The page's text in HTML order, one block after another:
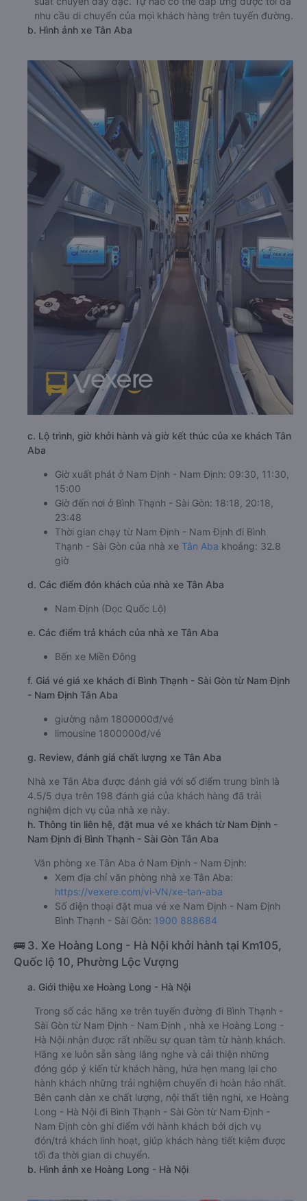
nhu cầu di chuyển của mọi khách hàng trên tuyến đường.
b. Hình ảnh xe Tân Aba
c. Lộ trình, giờ khởi hành và giờ kết thúc của xe khách Tân
Aba
Giờ xuất phát ở Nam Định - Nam Định: 09:30, 11:30,
15:00
Giờ đến nơi ở Bình Thạnh - Sài Gòn: 18:18, 20:18,
23:48
Thời gian chạy từ Nam Định - Nam Định đi Bình
Thạnh - Sài Gòn của nhà xe Tân Aba khoảng: 32.8
giờ
d. Các điểm đón khách của nhà xe Tân Aba
Nam Định (Dọc Quốc Lộ)
e. Các điểm trả khách của nhà xe Tân Aba
Bến xe Miền Đông
f. Giá vé giá xe khách đi Bình Thạnh - Sài Gòn từ Nam Định
- Nam Định Tân Aba
giường nằm 1800000đ/vé
limousine 1800000đ/vé
g. Review, đánh giá chất lượng xe Tân Aba
Nhà xe Tân Aba được đánh giá với số điểm trung bình là
4.5/5 dựa trên 198 đánh giá của khách hàng đã trải
nghiệm dịch vụ của nhà xe này.
h. Thông tin liên hệ, đặt mua vé xe khách từ Nam Định -
Nam Định đi Bình Thạnh - Sài Gòn Tân Aba
Văn phòng xe Tân Aba ở Nam Định - Nam Định:
Xem địa chỉ văn phòng nhà xe Tân Aba:
https://vexere.com/vi-VN/xe-tan-aba
Số điện thoại đặt mua vé xe Nam Định - Nam Định
Bình Thạnh - Sài Gòn: 1900 888684
🚌 3. Xe Hoàng Long - Hà Nội khởi hành tại Km105,
Quốc lộ 10, Phường Lộc Vượng
a. Giới thiệu xe Hoàng Long - Hà Nội
Trong số các hãng xe trên tuyến đường đi Bình Thạnh -
Sài Gòn từ Nam Định - Nam Định , nhà xe Hoàng Long -
Hà Nội nhận được rất nhiều sự quan tâm từ hành khách.
Hãng xe luôn sẵn sàng lắng nghe và cải thiện những
đóng góp ý kiến từ khách hàng, hứa hẹn mang lại cho
hành khách những trải nghiệm chuyến đi hoàn hảo nhất.
Bên cạnh dàn xe chất lượng, nội thất tiện nghi, xe Hoàng
Long - Hà Nội đi Bình Thạnh - Sài Gòn từ Nam Định -
Nam Định còn ghi điểm với hành khách bởi dịch vụ
đón/trả khách linh hoạt, giúp khách hàng tiết kiệm được
tối đa thời gian di chuyển.
b. Hình ảnh xe Hoàng Long - Hà Nội